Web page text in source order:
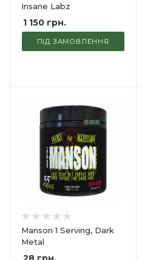
Insane Labz
1 150 грн.
ПІД ЗАМОВЛЕННЯ
Manson 1 Serving, Dark
Metal